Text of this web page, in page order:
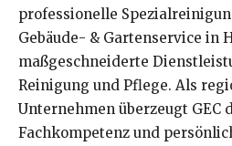
professionelle
Gebäude- & Gartenservice in
maßgeschneiderte
Reinigung und Pflege. Als
Unternehmen überzeugt GEC
Fachkompetenz und